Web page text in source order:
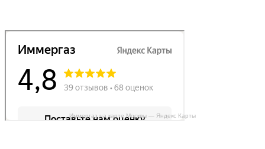
Иммергаз на карте Москвы — Яндекс Карты